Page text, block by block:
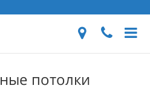
потолки